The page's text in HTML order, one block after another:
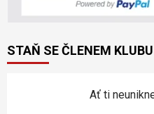
STAŇ SE ČLENEM
Ať ti